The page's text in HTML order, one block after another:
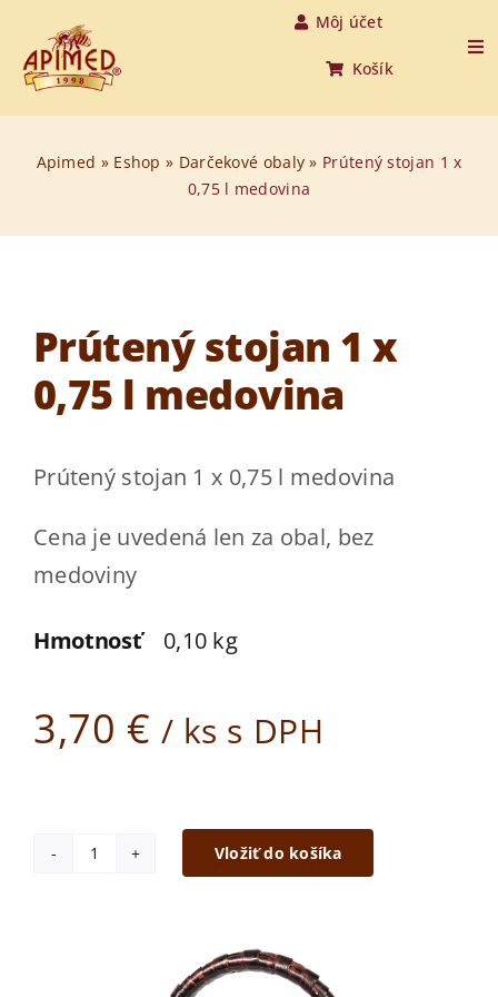
content
Môj účet
Košík
O včelách
Kontakt
ESHOP
Apimed » Eshop » Darčekové obaly » Prútený stojan 1 x
0,75 l medovina
Prútený stojan 1 x
0,75 l medovina
Prútený stojan 1 x 0,75 l medovina
Cena je uvedená len za obal, bez
medoviny
Hmotnosť 0,10 kg
3,70 € / ks s DPH
množstvo
Vložiť do košíka